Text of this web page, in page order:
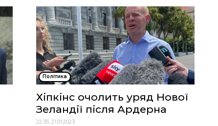
Політика
Хіпкінс очолить уряд Нової
Зеландії після Ардерна
22:35, 21.01.2023